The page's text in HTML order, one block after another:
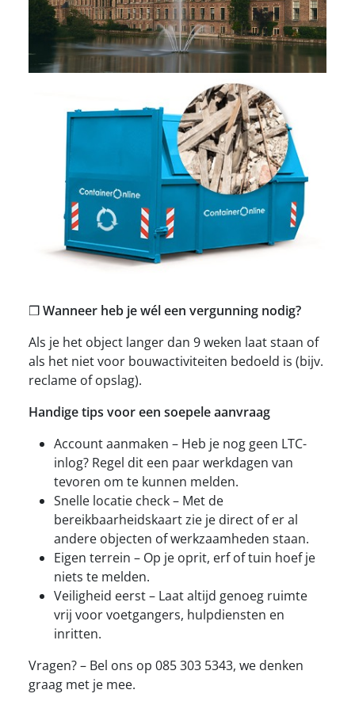
❒Wanneer heb je wél een vergunning nodig?
Als je het object langer dan 9 weken laat staan of
als het niet voor bouwactiviteiten bedoeld is (bijv.
reclame of opslag).
Handige tips voor een soepele aanvraag
Account aanmaken – Heb je nog geen LTC-
inlog? Regel dit een paar werkdagen van
tevoren om te kunnen melden.
Snelle locatie check – Met de
bereikbaarheidskaart zie je direct of er al
andere objecten of werkzaamheden staan.
Eigen terrein – Op je oprit, erf of tuin hoef je
niets te melden.
Veiligheid eerst – Laat altijd genoeg ruimte
vrij voor voetgangers, hulpdiensten en
inritten.
Vragen? – Bel ons op 085 303 5343, we denken
graag met je mee.